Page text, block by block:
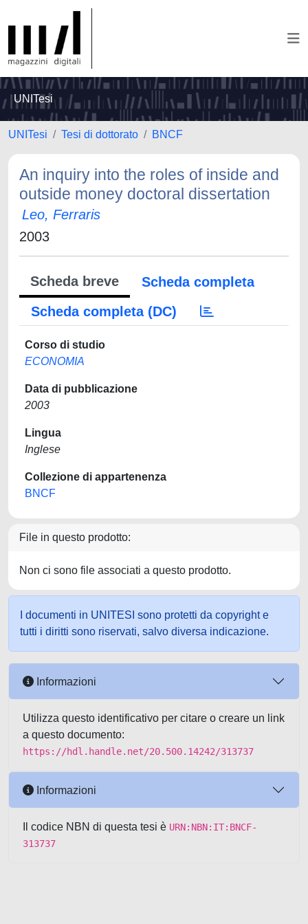
UNITesi
UNITesi Tesi di dottorato BNCF
An inquiry into the roles of inside and
outside money doctoral dissertation
Leo, Ferraris
2003
Scheda breve
Scheda completa
Scheda completa (DC)
Corso di studio
ECONOMIA
Data di pubblicazione
2003
Lingua
Inglese
Collezione di appartenenza
BNCF
File in questo prodotto:
Non ci sono file associati a questo prodotto.
I documenti in UNITESI sono protetti da copyright e
tutti i diritti sono riservati, salvo diversa indicazione.
Informazioni
Utilizza questo identificativo per citare o creare un link
a questo documento:
https://hdl.handle.net/20.500.14242/313737
Informazioni
Il codice NBN di questa tesi è URN:NBN:IT:BNCF-
313737